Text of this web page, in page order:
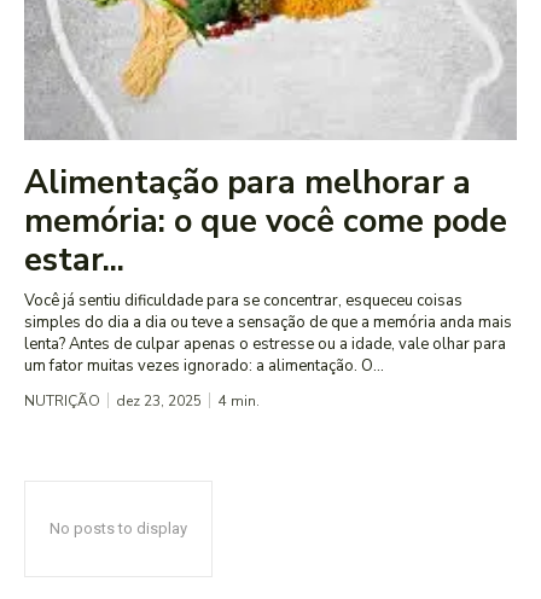
Alimentação para melhorar a
memória: o que você come pode
estar...
Você já sentiu dificuldade para se concentrar, esqueceu coisas
simples do dia a dia ou teve a sensação de que a memória anda mais
lenta? Antes de culpar apenas o estresse ou a idade, vale olhar para
um fator muitas vezes ignorado: a alimentação. O...
NUTRIÇÃO dez 23, 2025 4 min.
No posts to display